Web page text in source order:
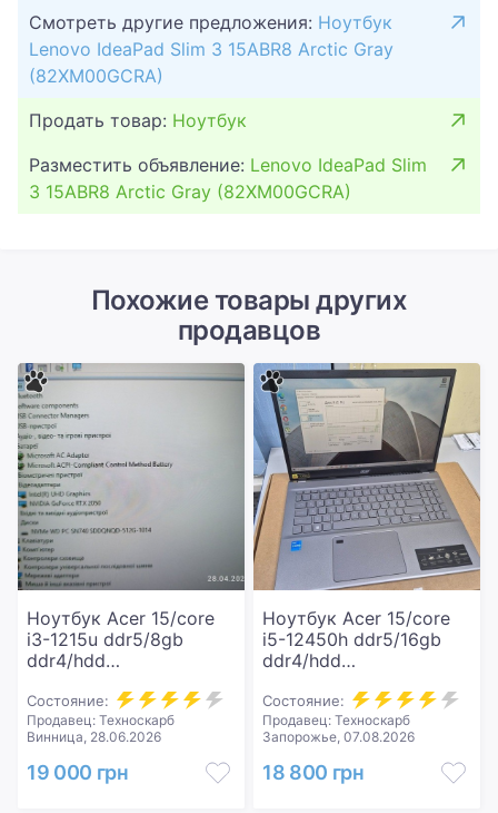
Смотреть другие предложения: Ноутбук
Lenovo IdeaPad Slim 3 15ABR8 Arctic Gray
(82XM00GCRA)
Продать товар: Ноутбук
Разместить объявление: Lenovo IdeaPad Slim
3 15ABR8 Arctic Gray (82XM00GCRA)
Похожие товары других
продавцов
Ноутбук Acer 15/core
i3-1215u ddr5/8gb
ddr4/hdd
gb/geforce rtx2050 4gb
Состояние:
Продавец: Техноскарб
Винница, 28.06.2026
19 000 грн
Ноутбук Acer 15/core
i5-12450h ddr5/16gb
ddr4/hdd
gb/*інтегрована
Состояние:
Продавец: Техноскарб
Запорожье, 07.08.2026
18 800 грн